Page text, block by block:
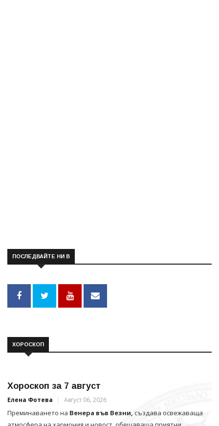
ПОСЛЕДВАЙТЕ НИ В
ХОРОСКОП
Хороскоп за 7 август
Елена Фотева Август 06, 2026
Преминаването на Венера във Везни, създава освежаваща